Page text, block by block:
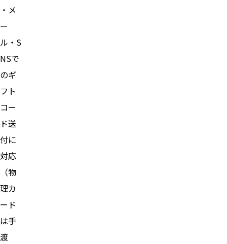
・メ
ー
ル・S
NSで
のギ
フト
コー
ド送
付に
対応
（物
理カ
ード
は手
渡